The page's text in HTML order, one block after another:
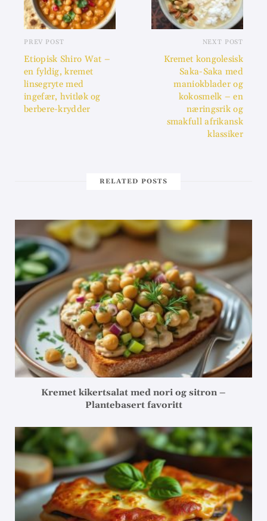
PREV POST
Etiopisk Shiro Wat –
en fyldig, kremet
linsegryte med
ingefær, hvitløk og
berbere-krydder
NEXT POST
Kremet kongolesisk
Saka-Saka med
maniokblader og
kokosmelk – en
næringsrik og
smakfull afrikansk
klassiker
RELATED POSTS
Kremet kikertsalat med nori og sitron –
Plantebasert favoritt